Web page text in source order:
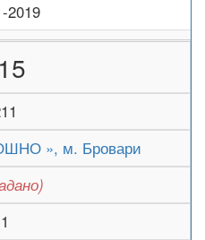
2019
», м. Бровари
1